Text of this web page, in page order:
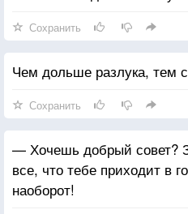
Сохранить
Чем дольше разлука, тем
Сохранить
— Хочешь добрый совет?
все, что тебе приходит в
наоборот!